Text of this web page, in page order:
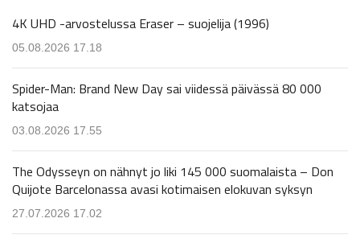
4K UHD -arvostelussa Eraser – suojelija (1996)
05.08.2026 17.18
Spider-Man: Brand New Day sai viidessä päivässä 80 000
katsojaa
03.08.2026 17.55
The Odysseyn on nähnyt jo liki 145 000 suomalaista – Don
Quijote Barcelonassa avasi kotimaisen elokuvan syksyn
27.07.2026 17.02